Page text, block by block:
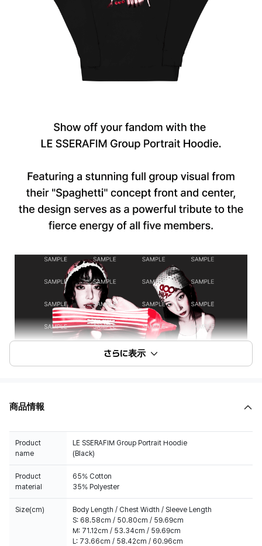
さらに表示
商品情報
Product
name
LE SSERAFIM Group Portrait Hoodie
(Black)
Product
material
65% Cotton
35% Polyester
Size(cm)
Body Length / Chest Width / Sleeve Length
S: 68.58cm / 50.80cm / 59.69cm
M: 71.12cm / 53.34cm / 59.69cm
L: 73.66cm / 58.42cm / 60.96cm